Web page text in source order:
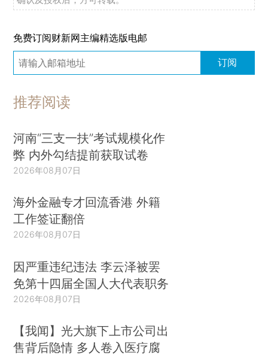
免费订阅财新网主编精选版电邮
订阅
推荐阅读
河南“三支一扶”考试规模化作
弊 内外勾结提前获取试卷
2026年08月07日
海外金融专才回流香港 外籍
工作签证翻倍
2026年08月07日
因严重违纪违法 李云泽被罢
免第十四届全国人大代表职务
2026年08月07日
【我闻】光大旗下上市公司出
售背后隐情 多人卷入医疗腐